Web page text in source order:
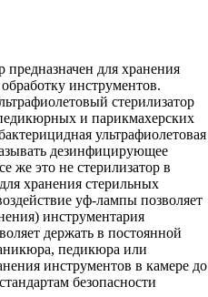
предназначен для хранения
обработку инструментов.
стерилизатор
и парикмахерских
ультрафиолетовая
дезинфицирующее
же это не стерилизатор в
хранения стерильных
уф-лампы позволяет
инструментария
держать в постоянной
педикюра или
инструментов в камере до
безопасности